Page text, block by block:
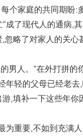
家庭的共同期盼:
成了现代人的通病,
略了对家人的关心
人。”在外打拼的
轻的父母已经老
,填补一下这些年
重要,不如到充满人